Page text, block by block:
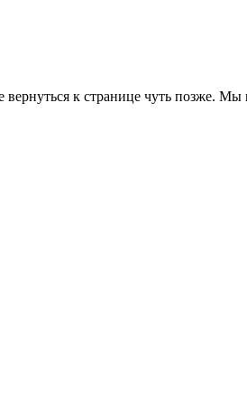
к странице чуть позже.